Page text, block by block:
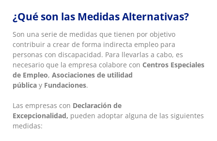
¿Qué son las Medidas Alternativas?
Son una serie de medidas que tienen por objetivo
contribuir a crear de forma indirecta empleo para
personas con discapacidad. Para llevarlas a cabo, es
necesario que la empresa colabore con Centros Especiales
de Empleo, Asociaciones de utilidad
públicayFundaciones.
Las empresas con Declaración de
Excepcionalidad, pueden adoptar alguna de las siguientes
medidas: